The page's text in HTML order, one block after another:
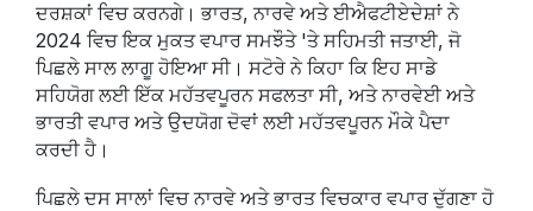
ਦਰਸ਼ਕਾਂ ਵਿਚ ਕਰਨਗੇ। ਭਾਰਤ, ਨਾਰਵੇ ਅਤੇ ਈਐਫਟੀਏਦੇਸ਼ਾਂ ਨੇ
2024 ਵਿਚ ਇਕ ਮੁਕਤ ਵਪਾਰ ਸਮਝੌਤੇ 'ਤੇ ਸਹਿਮਤੀ ਜਤਾਈ, ਜੋ
ਪਿਛਲੇ ਸਾਲ ਲਾਗੂ ਹੋਇਆ ਸੀ। ਸਟੋਰੇ ਨੇ ਕਿਹਾ ਕਿ ਇਹ ਸਾਡੇ
ਸਹਿਯੋਗ ਲਈ ਇੱਕ ਮਹੱਤਵਪੂਰਨ ਸਫਲਤਾ ਸੀ, ਅਤੇ ਨਾਰਵੇਈ ਅਤੇ
ਭਾਰਤੀ ਵਪਾਰ ਅਤੇ ਉਦਯੋਗ ਦੋਵਾਂ ਲਈ ਮਹੱਤਵਪੂਰਨ ਮੌਕੇ ਪੈਦਾ
ਕਰਦੀ ਹੈ।
ਪਿਛਲੇ ਦਸ ਸਾਲਾਂ ਵਿਚ ਨਾਰਵੇ ਅਤੇ ਭਾਰਤ ਵਿਚਕਾਰ ਵਪਾਰ ਦੁੱਗਣਾ ਹੋ